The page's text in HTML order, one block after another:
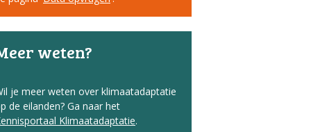
weten?
je meer weten over klimaatadaptatie
de eilanden? Ga naar het
Klimaatadaptatie.